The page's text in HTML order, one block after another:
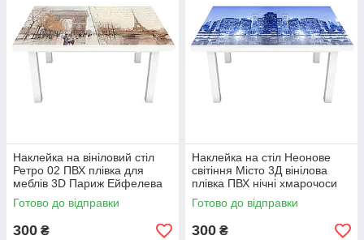
Наклейка на вініловий стіл
Ретро 02 ПВХ плівка для
меблів 3D Париж Ейфелева
вежа беж 600х1200 мм
Готово до відправки
300 ₴
Наклейка на стіл Неонове
світіння Місто 3Д вінілова
плівка ПВХ нічні хмарочоси
Синій 600х1200 мм
Готово до відправки
300 ₴